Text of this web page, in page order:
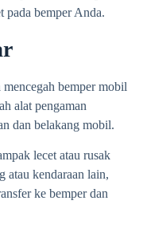
pada bemper Anda.
mencegah bemper mobil
alat pengaman
dan belakang mobil.
lecet atau rusak
atau kendaraan lain,
ke bemper dan